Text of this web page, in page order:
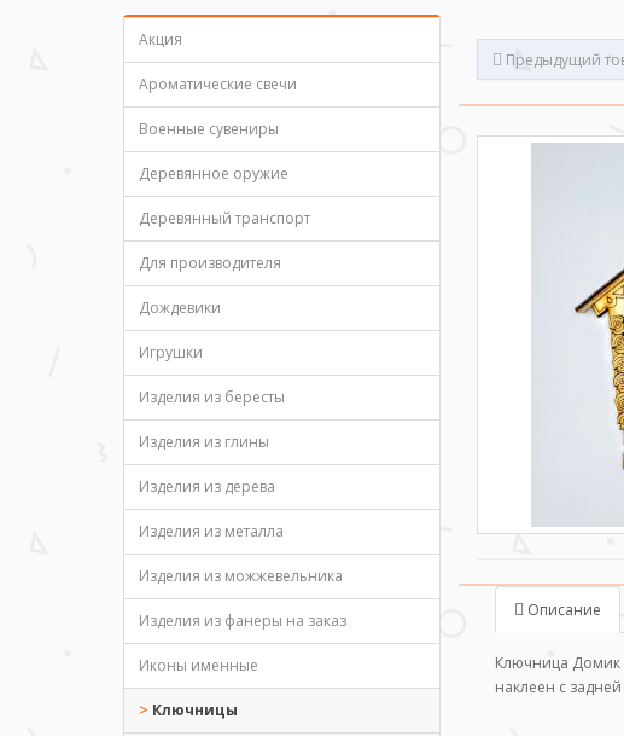
Акция
Ароматические свечи
Военные сувениры
Деревянное оружие
Деревянный транспорт
Для производителя
Дождевики
Игрушки
Изделия из бересты
Изделия из глины
Изделия из дерева
Изделия из металла
Изделия из можжевельника
Изделия из фанеры на заказ
Иконы именные
Ключницы
Предыдущий
Описание
Ключница Домик
наклеен с